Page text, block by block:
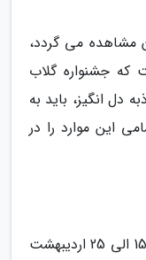
مشاهده می گردد،
جشنواره گلاب
دل انگیز، باید به
این موارد را در
زمانی که می گوییم بهتر است از تاریخ 15 الی 25 اردیبهشت